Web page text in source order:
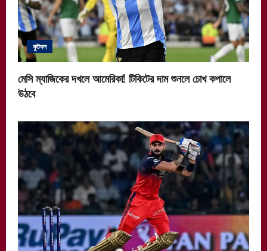
ফুটবল
মেসি ম্যাজিকের দখলে আমেরিকা! টিকিটের দাম শুনলে চোখ কপালে
উঠবে